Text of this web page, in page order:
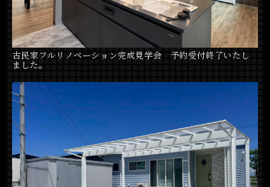
古民家フルリノベーション完成見学会 予約受付終了いたし
ました。